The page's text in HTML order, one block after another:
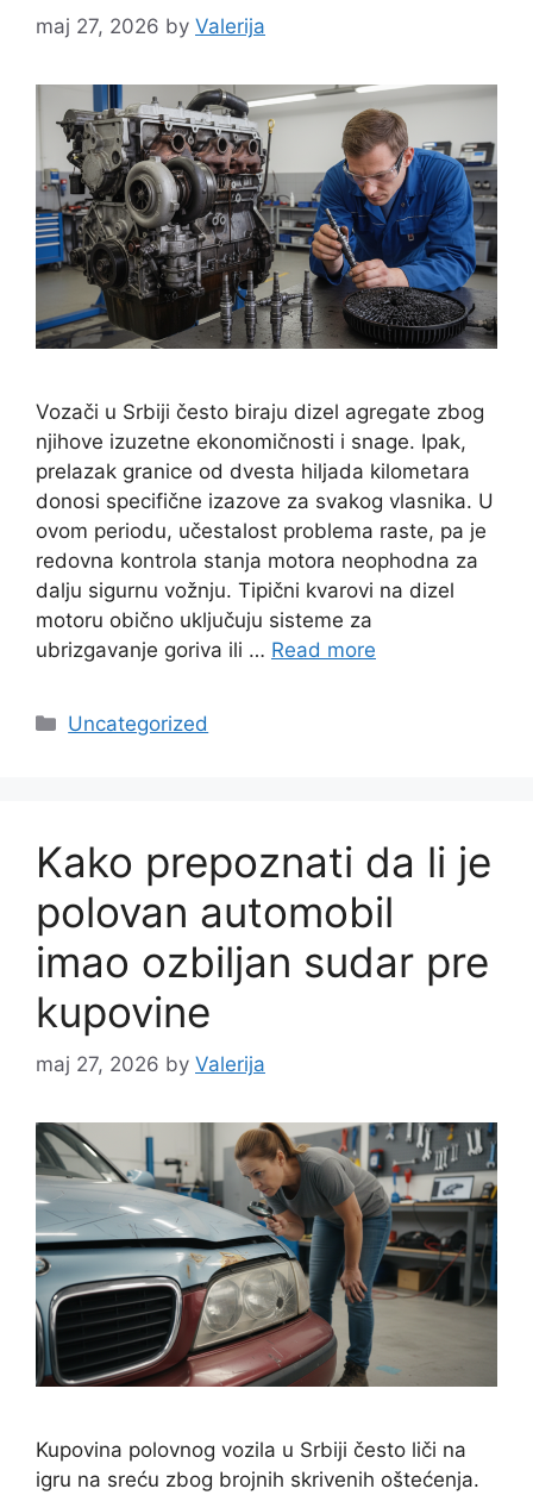
maj 27, 2026 by Valerija
Vozači u Srbiji često biraju dizel agregate zbog
njihove izuzetne ekonomičnosti i snage. Ipak,
prelazak granice od dvesta hiljada kilometara
donosi specifične izazove za svakog vlasnika. U
ovom periodu, učestalost problema raste, pa je
redovna kontrola stanja motora neophodna za
dalju sigurnu vožnju. Tipični kvarovi na dizel
motoru obično uključuju sisteme za
ubrizgavanje goriva ili … Read more
Categories
Uncategorized
Kako prepoznati da li je
polovan automobil
imao ozbiljan sudar pre
kupovine
maj 27, 2026 by Valerija
Kupovina polovnog vozila u Srbiji često liči na
igru na sreću zbog brojnih skrivenih oštećenja.